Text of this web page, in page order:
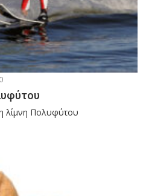
0
λίμνη Πολυφύτου